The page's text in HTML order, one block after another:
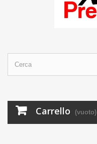
Carrello (vuoto)